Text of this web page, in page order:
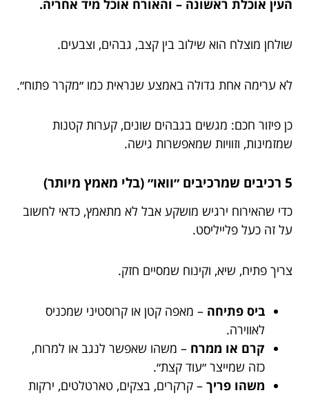
העין אוכלת ראשונה – והאורח אוכל מיד אחריה.
שולחן מוצלח הוא שילוב בין קצב, גבהים, וצבעים.
לא ערימה אחת גדולה באמצע שנראית כמו ״מקרר פתוח״.
כן פיזור חכם: מגשים בגבהים שונים, קערות קטנות
שמזמינות, וזוויות שמאפשרות גישה.
5 רכיבים שמרכיבים ״וואו״ (בלי מאמץ מיותר)
כדי שהאירוח ירגיש מושקע אבל לא מתאמץ, כדאי לחשוב
על זה כעל פלייליסט.
צריך פתיח, שיא, וקינוח שמסיים חזק.
ביס פתיחה – מאפה קטן או קרוסטיני שמכניס
לאווירה.
קרם או ממרח – משהו שאפשר לנגב או למרוח,
כזה שמייצר ״עוד קצת״.
משהו פריך – קרקרים, בצקים, טארטלטים, ירקות